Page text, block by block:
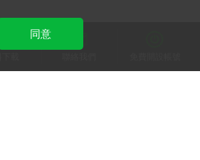
同意